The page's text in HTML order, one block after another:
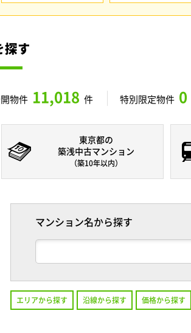
探す
物件 11,018 件 特別限定物件 0
東京都の
築浅中古マンション
（築10年以内）
マンション名から探す
エリアから探す 沿線から探す 価格から探す